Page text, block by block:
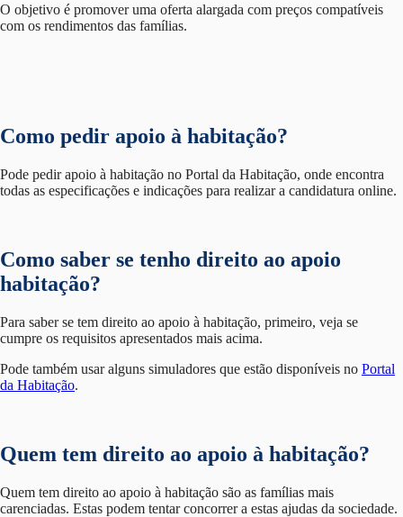
O objetivo é promover uma oferta alargada com preços compatíveis
com os rendimentos das famílias.
Como pedir apoio à habitação?
Pode pedir apoio à habitação no Portal da Habitação, onde encontra
todas as especificações e indicações para realizar a candidatura online.
Como saber se tenho direito ao apoio
habitação?
Para saber se tem direito ao apoio à habitação, primeiro, veja se
cumpre os requisitos apresentados mais acima.
Pode também usar alguns simuladores que estão disponíveis no Portal
da Habitação.
Quem tem direito ao apoio à habitação?
Quem tem direito ao apoio à habitação são as famílias mais
carenciadas. Estas podem tentar concorrer a estas ajudas da sociedade.